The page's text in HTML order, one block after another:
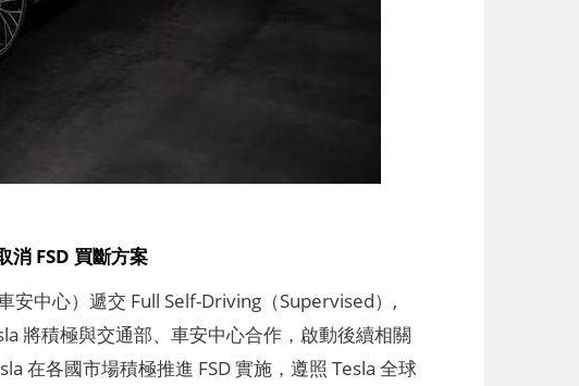
消 FSD 買斷方案
安中心）遞交 Full Self-Driving（Supervised）,
將積極與交通部、車安中心合作，啟動後續相關
在各國市場積極推進 FSD 實施，遵照 Tesla 全球